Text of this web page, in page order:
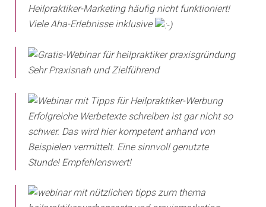
Heilpraktiker-Marketing häufig nicht funktioniert!
Viele Aha-Erlebnisse inklusive
Sehr Praxisnah und Zielführend
Erfolgreiche Werbetexte schreiben ist gar nicht so
schwer. Das wird hier kompetent anhand von
Beispielen vermittelt. Eine sinnvoll genutzte
Stunde! Empfehlenswert!